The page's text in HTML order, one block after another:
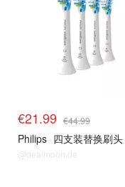
€21.99 €44.99
Philips 四支装替换刷头
@dealmoon.de